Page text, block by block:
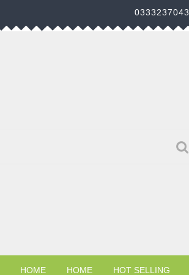
0333237043
HOME HOME HOT SELLING